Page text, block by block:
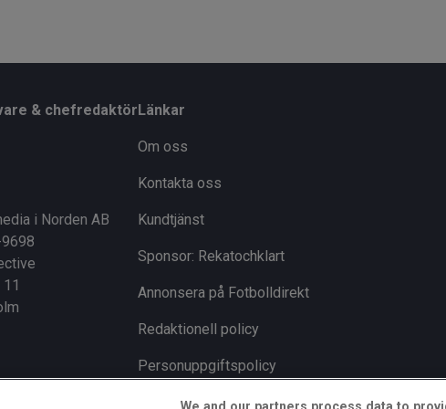
& chefredaktör
i Norden AB
Länkar
Om oss
Kontakta oss
Kundtjänst
Sponsor: Rekatochklart
Annonsera på Fotbolldirekt
Redaktionell policy
Personuppgiftspolicy
Cookiepolicy